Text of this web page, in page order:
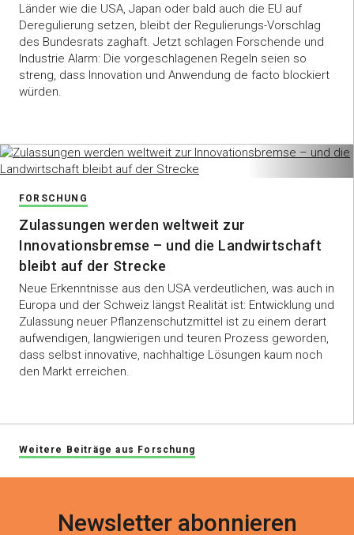
Länder wie die USA, Japan oder bald auch die EU auf
Deregulierung setzen, bleibt der Regulierungs-Vorschlag
des Bundesrats zaghaft. Jetzt schlagen Forschende und
Industrie Alarm: Die vorgeschlagenen Regeln seien so
streng, dass Innovation und Anwendung de facto blockiert
würden.
FORSCHUNG
Zulassungen werden weltweit zur
Innovationsbremse – und die Landwirtschaft
bleibt auf der Strecke
Neue Erkenntnisse aus den USA verdeutlichen, was auch in
Europa und der Schweiz längst Realität ist: Entwicklung und
Zulassung neuer Pflanzenschutzmittel ist zu einem derart
aufwendigen, langwierigen und teuren Prozess geworden,
dass selbst innovative, nachhaltige Lösungen kaum noch
den Markt erreichen.
Weitere Beiträge aus Forschung
Newsletter abonnieren